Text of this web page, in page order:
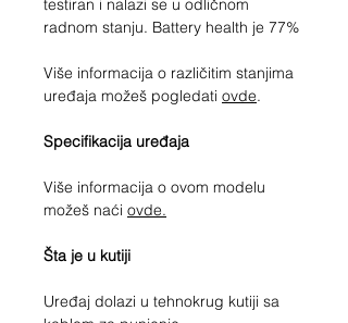
testiran i nalazi se u odličnom
radnom stanju. Battery health je 77%
Više informacija o različitim stanjima
uređaja možeš pogledati ovde.
Specifikacija uređaja
Više informacija o ovom modelu
možeš naći ovde.
Šta je u kutiji
Uređaj dolazi u tehnokrug kutiji sa